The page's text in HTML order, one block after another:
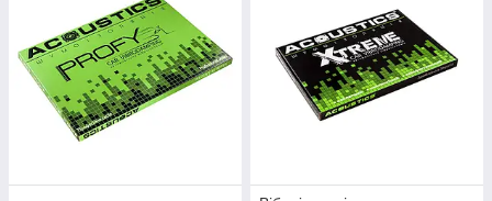
демпфером;
Демпферних прокладок під елементи з
пластмаси в обшивці, торпеді;